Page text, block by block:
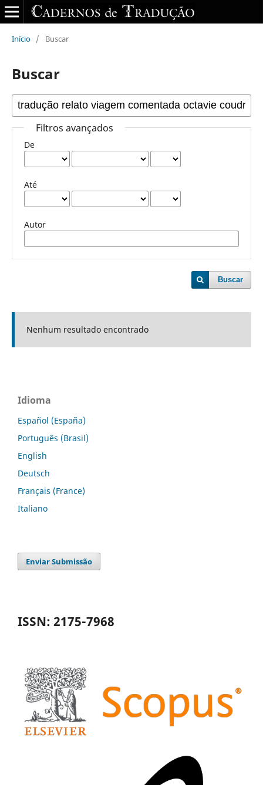
Início / Buscar
Buscar
Filtros avançados
De
Até
Autor
Buscar
Nenhum resultado encontrado
Idioma
Español (España)
Português (Brasil)
English
Deutsch
Français (France)
Italiano
Enviar Submissão
ISSN: 2175-7968